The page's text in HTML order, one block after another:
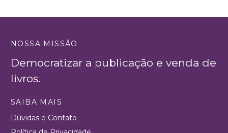
NOSSA MISSÃO
Democratizar a publicação e venda de
livros.
SAIBA MAIS
Dúvidas e Contato